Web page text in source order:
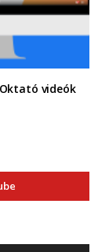
videók